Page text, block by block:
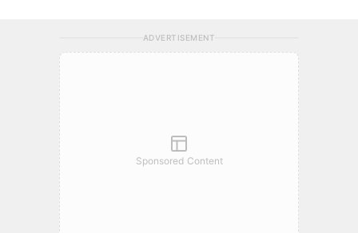
ADVERTISEMENT
Sponsored Content